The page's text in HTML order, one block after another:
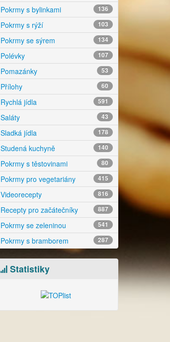
Pokrmy s bylinkami 136
Pokrmy s rýží 103
Pokrmy se sýrem 134
Polévky 107
Pomazánky 53
Přílohy 60
Rychlá jídla 591
Saláty 43
Sladká jídla 178
Studená kuchyně 140
Pokrmy s těstovinami 80
Pokrmy pro vegetariány 415
Videorecepty 816
Recepty pro začátečníky 887
Pokrmy se zeleninou 541
Pokrmy s bramborem 287
Statistiky